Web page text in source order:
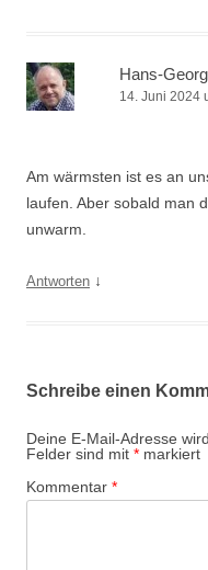
Hans-Georg
14. Juni 2024
Am wärmsten ist es an
laufen. Aber sobald man
unwarm.
Antworten ↓
Schreibe einen
Deine E-Mail-Adresse
Felder sind mit * markiert
Kommentar *